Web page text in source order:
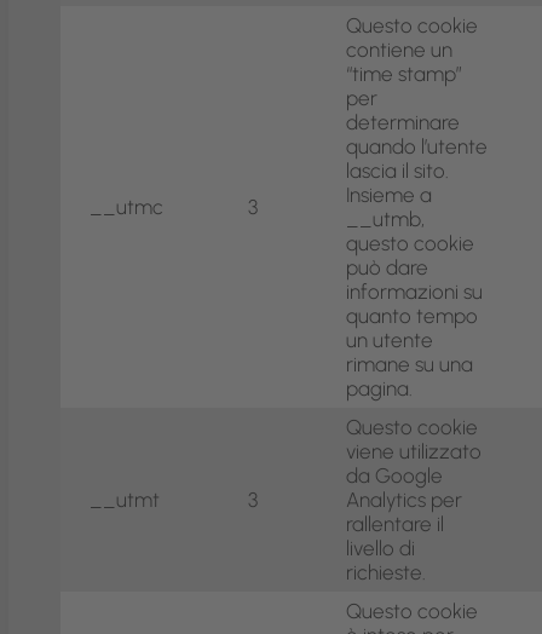
__utmc 3
Questo cookie
contiene un
“time stamp”
per
determinare
quando l’utente
lascia il sito.
Insieme a
__utmb,
questo cookie
può dare
informazioni su
quanto tempo
un utente
rimane su una
pagina.
__utmt 3
Questo cookie
viene utilizzato
da Google
Analytics per
rallentare il
livello di
richieste.
Questo cookie